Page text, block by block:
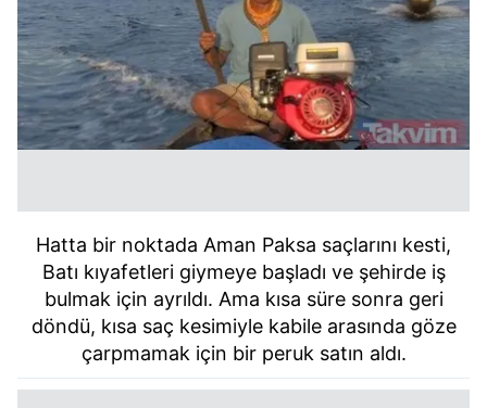
Hatta bir noktada Aman Paksa saçlarını kesti,
Batı kıyafetleri giymeye başladı ve şehirde iş
bulmak için ayrıldı. Ama kısa süre sonra geri
döndü, kısa saç kesimiyle kabile arasında göze
çarpmamak için bir peruk satın aldı.